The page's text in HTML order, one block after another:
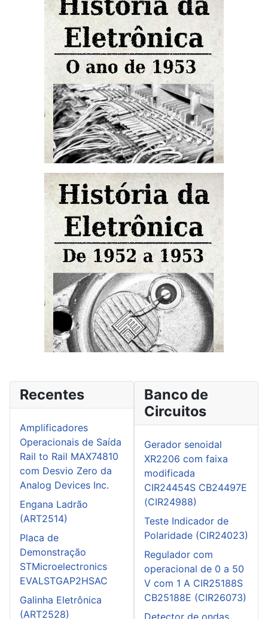
Recentes
Amplificadores
Operacionais de Saída
Rail to Rail MAX74810
com Desvio Zero da
Analog Devices Inc.
Engana Ladrão
(ART2514)
Placa de
Demonstração
STMicroelectronics
EVALSTGAP2HSAC
Galinha Eletrônica
(ART2528)
Banco de
Circuitos
Gerador senoidal
XR2206 com faixa
modificada
CIR24454S CB24497E
(CIR24988)
Teste Indicador de
Polaridade (CIR24023)
Regulador com
operacional de 0 a 50
V com 1 A CIR25188S
CB25188E (CIR26073)
Detector de ondas